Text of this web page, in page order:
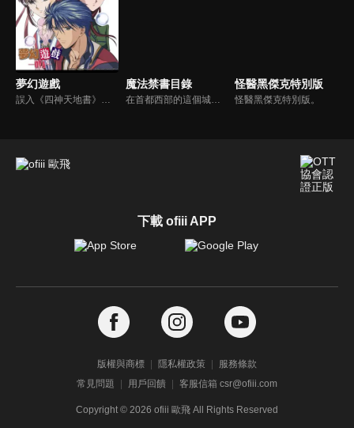
夢幻遊戲
誤入《四神天地書》世界的女主角們分別成為四個不同國家裡代表該國所屬之神的巫女。女主角們必須集結自己所屬的七星士，召喚出神明（神獸）拯救國家。其中，女主角夕城美朱被當作是紅南國的「朱雀巫女」，而美朱與自己手下「朱雀七星士」之一鬼宿發展出一段戀愛故事。
魔法禁書目錄
在首都西部的這個城市中，“超能力開發”被列為學校課程的一部分。根據能力不同，可以分為5級，從無能力到超能力。上條當麻是學園裏的一個無能力者，但並非完全沒有能力，而是他的能力是能夠將一切異能效果無效化…
怪醫黑傑克特別版
怪醫黑傑克特別版。
下載 ofiii APP
版權與商標 隱私權政策
服務條款
常見問題
用戶回饋 客服信箱 csr@ofiii.com
Copyright © 2026 ofiii 歐飛 All Rights Reserved